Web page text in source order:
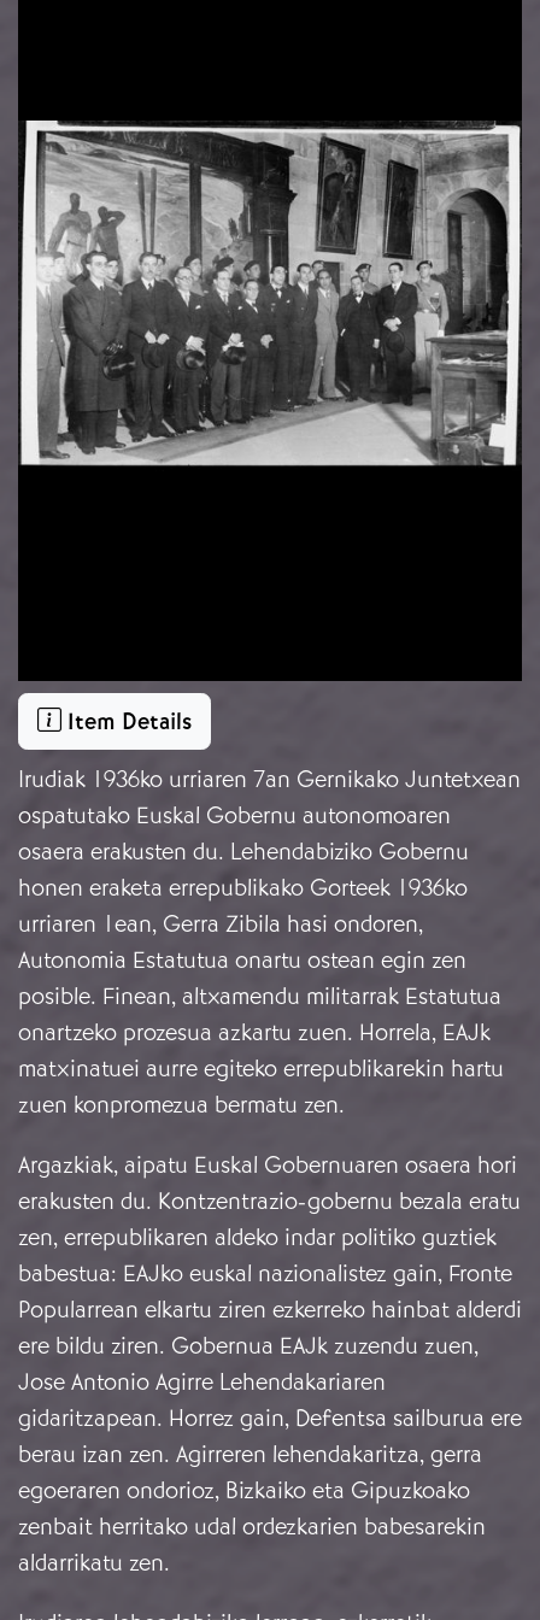
Item Details
Irudiak 1936ko urriaren 7an Gernikako Juntetxean
ospatutako Euskal Gobernu autonomoaren
osaera erakusten du. Lehendabiziko Gobernu
honen eraketa errepublikako Gorteek 1936ko
urriaren 1ean, Gerra Zibila hasi ondoren,
Autonomia Estatutua onartu ostean egin zen
posible. Finean, altxamendu militarrak Estatutua
onartzeko prozesua azkartu zuen. Horrela, EAJk
matxinatuei aurre egiteko errepublikarekin hartu
zuen konpromezua bermatu zen.
Argazkiak, aipatu Euskal Gobernuaren osaera hori
erakusten du. Kontzentrazio-gobernu bezala eratu
zen, errepublikaren aldeko indar politiko guztiek
babestua: EAJko euskal nazionalistez gain, Fronte
Popularrean elkartu ziren ezkerreko hainbat alderdi
ere bildu ziren. Gobernua EAJk zuzendu zuen,
Jose Antonio Agirre Lehendakariaren
gidaritzapean. Horrez gain, Defentsa sailburua ere
berau izan zen. Agirreren lehendakaritza, gerra
egoeraren ondorioz, Bizkaiko eta Gipuzkoako
zenbait herritako udal ordezkarien babesarekin
aldarrikatu zen.